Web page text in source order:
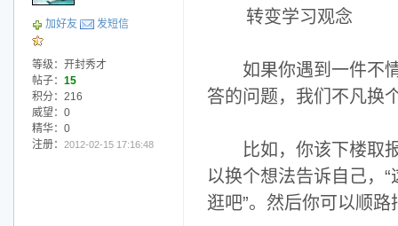
加好友 发短信
等级：开封秀才
帖子： 15
积分：216
威望：0
精华：0
注册： 2012-02-15 17:16:48
转变学习观念
如果你遇到一件不情
答的问题，我们不凡换
比如，你该下楼取报
以换个想法告诉自己，
逛吧”。然后你可以顺